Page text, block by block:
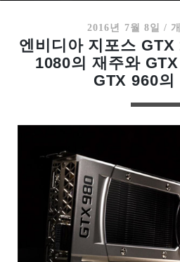
2016년 7월 8일 /
엔비디아 지포스
1080의 재주와
GTX 960의